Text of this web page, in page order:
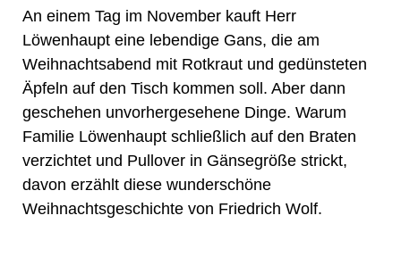
An einem Tag im November kauft Herr
Löwenhaupt eine lebendige Gans, die am
Weihnachtsabend mit Rotkraut und gedünsteten
Äpfeln auf den Tisch kommen soll. Aber dann
geschehen unvorhergesehene Dinge. Warum
Familie Löwenhaupt schließlich auf den Braten
verzichtet und Pullover in Gänsegröße strickt,
davon erzählt diese wunderschöne
Weihnachtsgeschichte von Friedrich Wolf.